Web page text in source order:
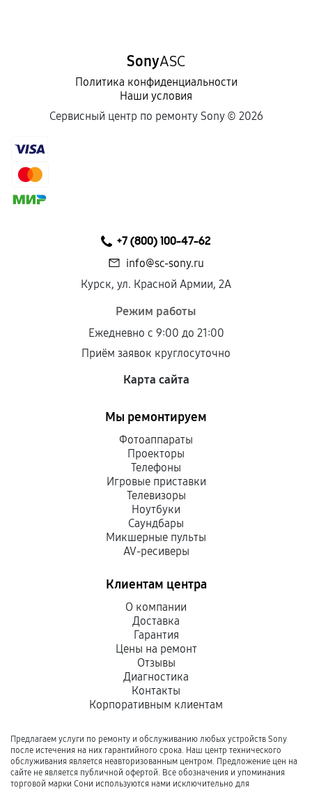
SonyASC
Политика конфиденциальности
Наши условия
Сервисный центр по ремонту Sony © 2026
+7 (800) 100-47-62
info@sc-sony.ru
Курск, ул. Красной Армии, 2А
Режим работы
Ежедневно с 9:00 до 21:00
Приём заявок круглосуточно
Карта сайта
Мы ремонтируем
Фотоаппараты
Проекторы
Телефоны
Игровые приставки
Телевизоры
Ноутбуки
Саундбары
Микшерные пульты
AV-ресиверы
Клиентам центра
О компании
Доставка
Гарантия
Цены на ремонт
Отзывы
Диагностика
Контакты
Корпоративным клиентам
Предлагаем услуги по ремонту и обслуживанию любых устройств Sony
после истечения на них гарантийного срока. Наш центр технического
обслуживания является неавторизованным центром. Предложение цен на
сайте не является публичной офертой. Все обозначения и упоминания
торговой марки Сони используются нами исключительно для